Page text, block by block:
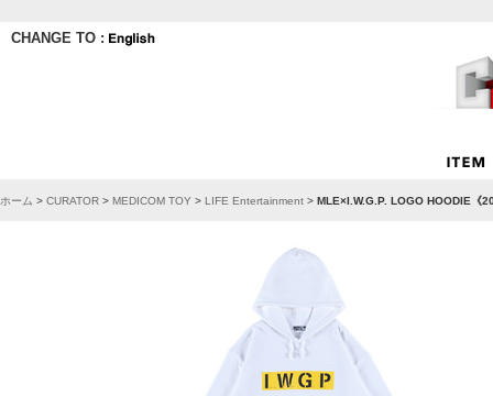
CHANGE TO :
ホーム > CURATOR > MEDICOM TOY > LIFE Entertainment > MLE×I.W.G.P. LOGO HOODIE《